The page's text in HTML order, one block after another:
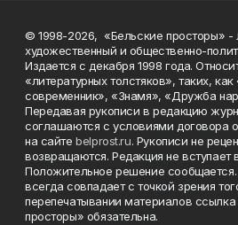
© 1998-2026, «Бельские просторы» -
художественный и общественно-
Издается с декабря 1998 года.
«литературных толстяков», таких,
современник», «Знамя», «Дружба
Передавая рукописи в редакцию
соглашаются с условиями договора
на сайтеbelprost.ru. Рукописи не
возвращаются. Редакция не вступает
Положительное решение
всегда совпадает с точкой зрения
перепечатывании материалов
просторы» обязательна.